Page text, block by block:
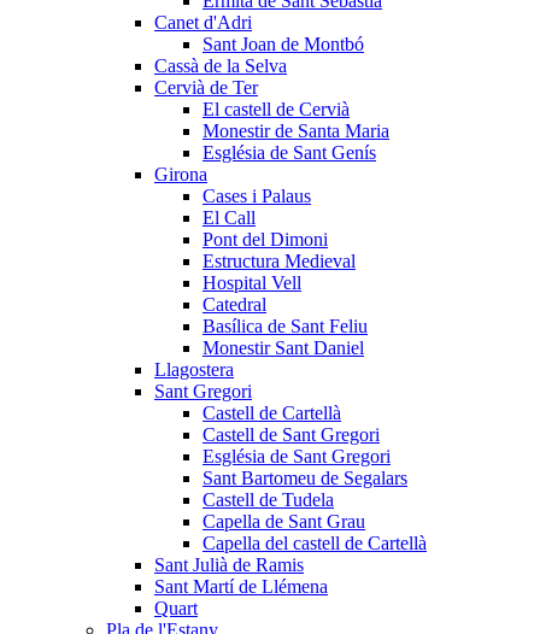
Canet d'Adri
Sant Joan de Montbó
Cassà de la Selva
Cervià de Ter
El castell de Cervià
Monestir de Santa Maria
Església de Sant Genís
Girona
Cases i Palaus
El Call
Pont del Dimoni
Estructura Medieval
Hospital Vell
Catedral
Basílica de Sant Feliu
Monestir Sant Daniel
Llagostera
Sant Gregori
Castell de Cartellà
Castell de Sant Gregori
Església de Sant Gregori
Sant Bartomeu de Segalars
Castell de Tudela
Capella de Sant Grau
Capella del castell de Cartellà
Sant Julià de Ramis
Sant Martí de Llémena
Quart
Pla de l'Estany